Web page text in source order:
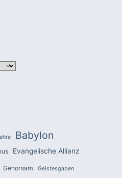
Babylon
Evangelische Allianz
Gehorsam Geistesgaben